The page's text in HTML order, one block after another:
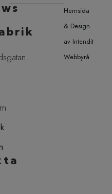
Hemsida
& Design
av Intendit
Webbyrå